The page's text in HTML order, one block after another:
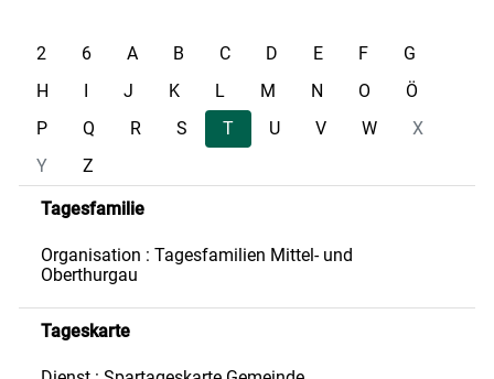
2 6 A B C D E F
G
H
I J K L M N O
Ö
P
Q R S T U V W
X
Y
Z
Tagesfamilie
Organisation : Tagesfamilien Mittel- und
Oberthurgau
Tageskarte